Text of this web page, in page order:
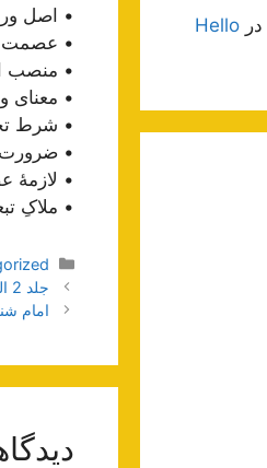
• اصل
• عصمت
• منصب
• معنای
• شرط
• ضرورت
•
• ملاکِ
دسته‌ها
ناوبری
نوشته‌ها
جلد 2 الله شناسی
امام
در Hello